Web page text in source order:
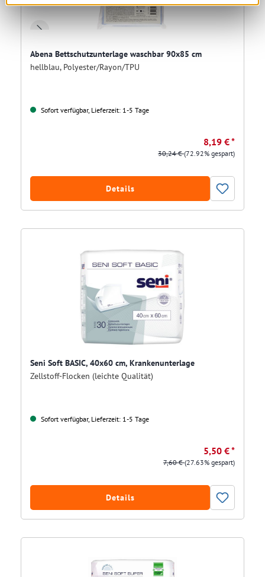
Abena Bettschutzunterlage waschbar 90x85 cm
hellblau, Polyester/Rayon/TPU
Sofort verfügbar, Lieferzeit: 1-5 Tage
8,19 € *
30,24 €(72.92% gespart)
Details
Seni Soft BASIC, 40x60 cm, Krankenunterlage
Zellstoff-Flocken (leichte Qualität)
Sofort verfügbar, Lieferzeit: 1-5 Tage
5,50 € *
7,60 €(27.63% gespart)
Details